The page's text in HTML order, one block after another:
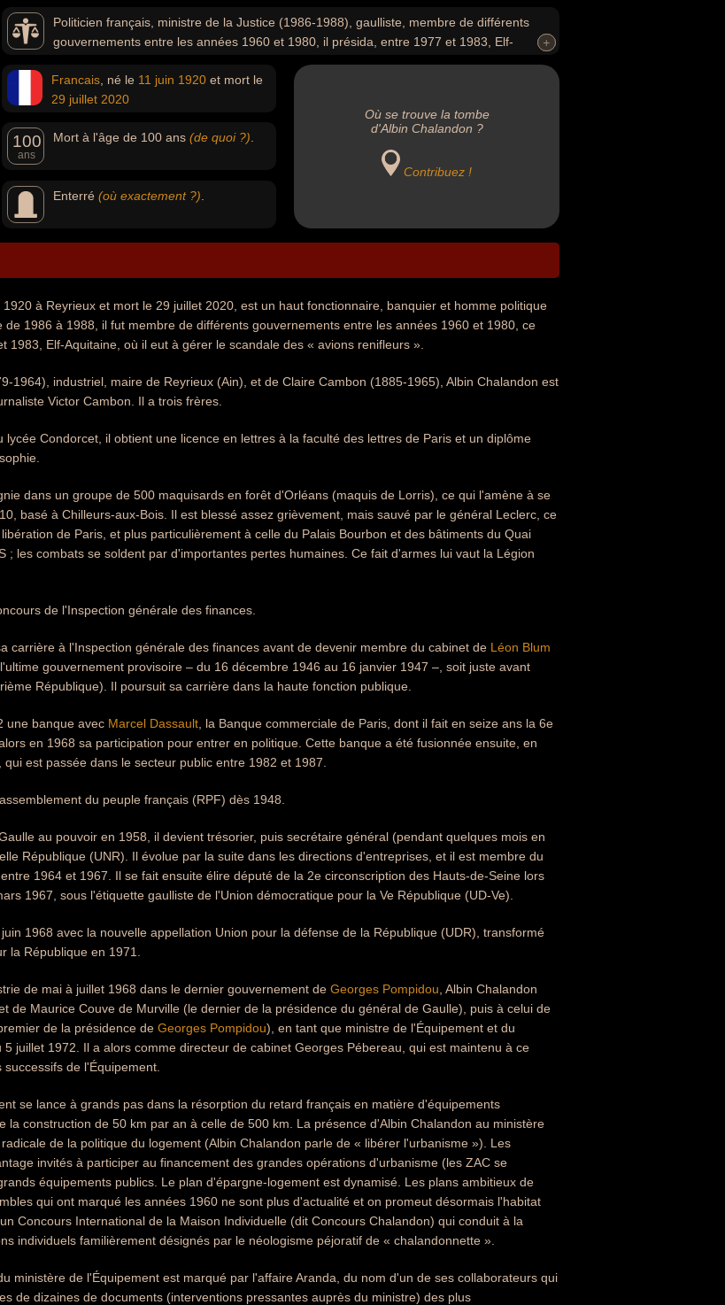
Politicien français, ministre de la Justice (1986-1988), gaulliste, membre de différents
gouvernements entre les années 1960 et 1980, il présida, entre 1977 et 1983, Elf-
+
+
Francais , né le 11 juin 1920 et mort le
29 juillet 2020
100
ans
Mort à l'âge de 100 ans (de quoi ?)
Enterré (où exactement ?)
Où se trouve la tombe
d'Albin Chalandon ?
Contribuez !
à Reyrieux et mort le 29 juillet 2020, est un haut fonctionnaire, banquier et homme politique
de 1986 à 1988, il fut membre de différents gouvernements entre les années 1960 et 1980, ce
1983, Elf-Aquitaine, où il eut à gérer le scandale des « avions renifleurs ».
1964), industriel, maire de Reyrieux (Ain), et de Claire Cambon (1885-1965), Albin Chalandon est
Victor Cambon. Il a trois frères.
lycée Condorcet, il obtient une licence en lettres à la faculté des lettres de Paris et un diplôme
dans un groupe de 500 maquisards en forêt d'Orléans (maquis de Lorris), ce qui l'amène à se
basé à Chilleurs-aux-Bois. Il est blessé assez grièvement, mais sauvé par le général Leclerc, ce
de Paris, et plus particulièrement à celle du Palais Bourbon et des bâtiments du Quai
; les combats se soldent par d'importantes pertes humaines. Ce fait d'armes lui vaut la Légion
de l'Inspection générale des finances.
carrière à l'Inspection générale des finances avant de devenir membre du cabinet de Léon Blum
gouvernement provisoire – du 16 décembre 1946 au 16 janvier 1947 –, soit juste avant
République). Il poursuit sa carrière dans la haute fonction publique.
une banque avec Marcel Dassault , la Banque commerciale de Paris, dont il fait en seize ans la 6e
en 1968 sa participation pour entrer en politique. Cette banque a été fusionnée ensuite, en
est passée dans le secteur public entre 1982 et 1987.
du peuple français (RPF) dès 1948.
au pouvoir en 1958, il devient trésorier, puis secrétaire général (pendant quelques mois en
République (UNR). Il évolue par la suite dans les directions d'entreprises, et il est membre du
1964 et 1967. Il se fait ensuite élire député de la 2e circonscription des Hauts-de-Seine lors
1967, sous l'étiquette gaulliste de l'Union démocratique pour la Ve République (UD-Ve).
1968 avec la nouvelle appellation Union pour la défense de la République (UDR), transformé
la République en 1971.
de mai à juillet 1968 dans le dernier gouvernement de Georges Pompidou , Albin Chalandon
de Maurice Couve de Murville (le dernier de la présidence du général de Gaulle), puis à celui de
de la présidence de Georges Pompidou), en tant que ministre de l'Équipement et du
juillet 1972. Il a alors comme directeur de cabinet Georges Pébereau, qui est maintenu à ce
de l'Équipement.
se lance à grands pas dans la résorption du retard français en matière d'équipements
la construction de 50 km par an à celle de 500 km. La présence d'Albin Chalandon au ministère
de la politique du logement (Albin Chalandon parle de « libérer l'urbanisme »). Les
invités à participer au financement des grandes opérations d'urbanisme (les ZAC se
équipements publics. Le plan d'épargne-logement est dynamisé. Les plans ambitieux de
qui ont marqué les années 1960 ne sont plus d'actualité et on promeut désormais l'habitat
Concours International de la Maison Individuelle (dit Concours Chalandon) qui conduit à la
individuels familièrement désignés par le néologisme péjoratif de « chalandonnette ».
ministère de l'Équipement est marqué par l'affaire Aranda, du nom d'un de ses collaborateurs qui
de dizaines de documents (interventions pressantes auprès du ministre) des plus